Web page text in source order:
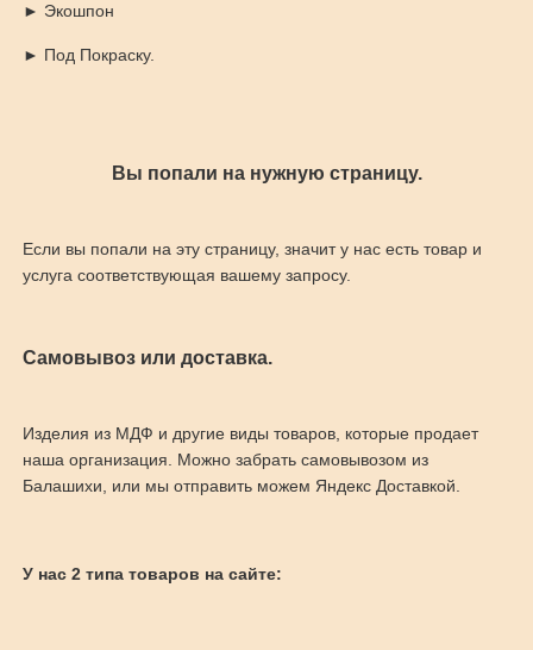
► Экошпон
► Под Покраску.
Вы попали на нужную страницу.
Если вы попали на эту страницу, значит у нас есть товар и
услуга соответствующая вашему запросу.
Самовывоз или доставка.
Изделия из МДФ и другие виды товаров, которые продает
наша организация. Можно забрать самовывозом из
Балашихи, или мы отправить можем Яндекс Доставкой.
У нас 2 типа товаров на сайте: